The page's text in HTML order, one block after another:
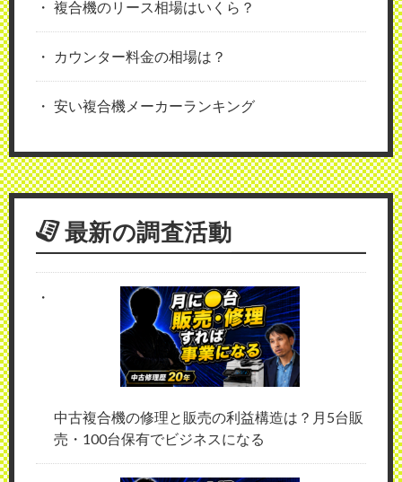
複合機のリース相場はいくら？
カウンター料金の相場は？
安い複合機メーカーランキング
最新の調査活動
中古複合機の修理と販売の利益構造は？月5台販
売・100台保有でビジネスになる